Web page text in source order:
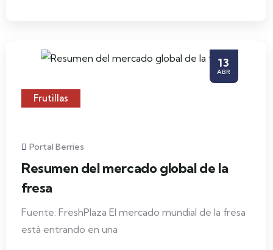
13
ABR
Frutillas
Portal Berries
Resumen del mercado global de la
fresa
Fuente: FreshPlaza El mercado mundial de la fresa
está entrando en una